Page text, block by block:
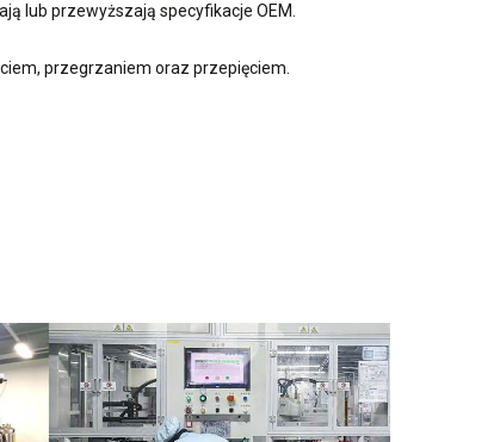
lub przewyższają specyfikacje OEM.
przegrzaniem oraz przepięciem.